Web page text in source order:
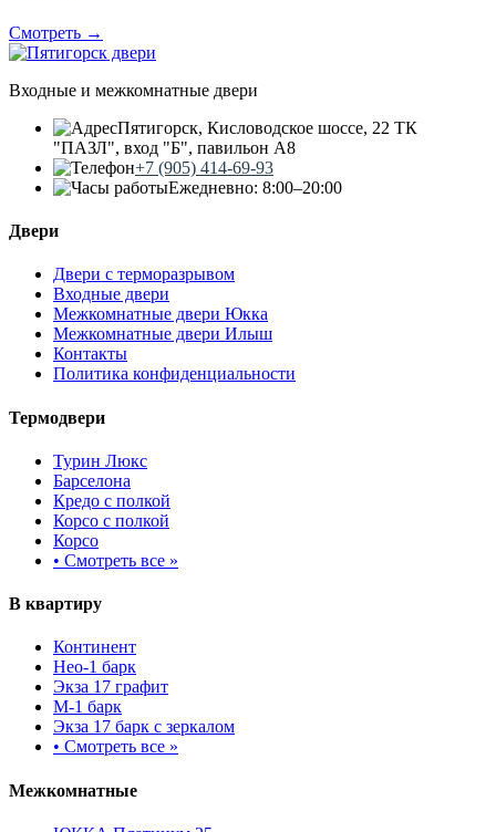
Смотреть →
Входные и межкомнатные двери
Пятигорск, Кисловодское шоссе, 22 ТК
"ПАЗЛ", вход "Б", павильон А8
+7 (905) 414-69-93
Ежедневно: 8:00–20:00
Двери
Двери с терморазрывом
Входные двери
Межкомнатные двери Юкка
Межкомнатные двери Илыш
Контакты
Политика конфиденциальности
Термодвери
Турин Люкс
Барселона
Кредо с полкой
Корсо с полкой
Корсо
• Смотреть все »
В квартиру
Континент
Нео-1 барк
Экза 17 графит
М-1 барк
Экза 17 барк с зеркалом
• Смотреть все »
Межкомнатные